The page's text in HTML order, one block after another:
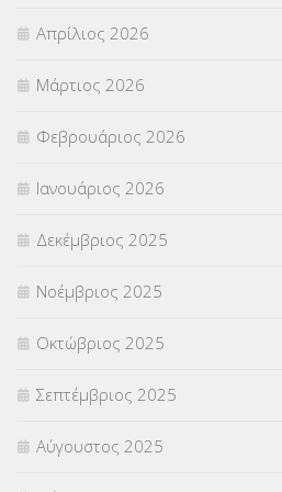
ΣΤΕΛΕΧΗ(360)
ΣΥΜΒΟΥΛΕΥΤΙΚΟΣ ΣΤΑΘΜΟΣ ΝΕΩΝ
ΣΥΝΤΑΞΕΙΣ(12)
ΣΧΟΛΙΚΟΙ ΣΥΜΒΟΥΛΟΙ
ΥΠΕΡΑΡΙΘΜΟΙ(1)
ΥΠΟΤΡΟΦΙΕΣ(28)
ΦΥΣΙΚΗ ΑΓΩΓΗ(692)
Χωρίς κατηγορία(55)
Απρίλιος 2026
Μάρτιος 2026
Φεβρουάριος 2026
Ιανουάριος 2026
Δεκέμβριος 2025
Νοέμβριος 2025
Οκτώβριος 2025
Σεπτέμβριος 2025
Αύγουστος 2025